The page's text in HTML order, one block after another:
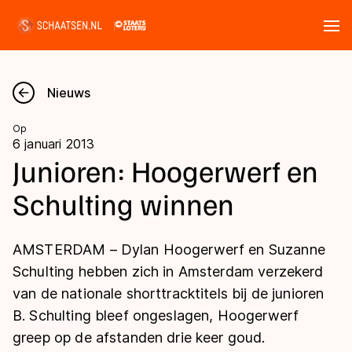
Nieuws
Kalender
Disciplines
Langebaan
Shorttrack
Inlineskaten
Uitslagen
Langebaan
Shorttrack
Marathon
Tijden & historie
Ranglijsten Langebaan
Nieuws
Op
6 januari 2013
Junioren: Hoogerwerf en
Schulting winnen
AMSTERDAM – Dylan Hoogerwerf en Suzanne
Schulting hebben zich in Amsterdam verzekerd
van de nationale shorttracktitels bij de junioren
B. Schulting bleef ongeslagen, Hoogerwerf
greep op de afstanden drie keer goud.